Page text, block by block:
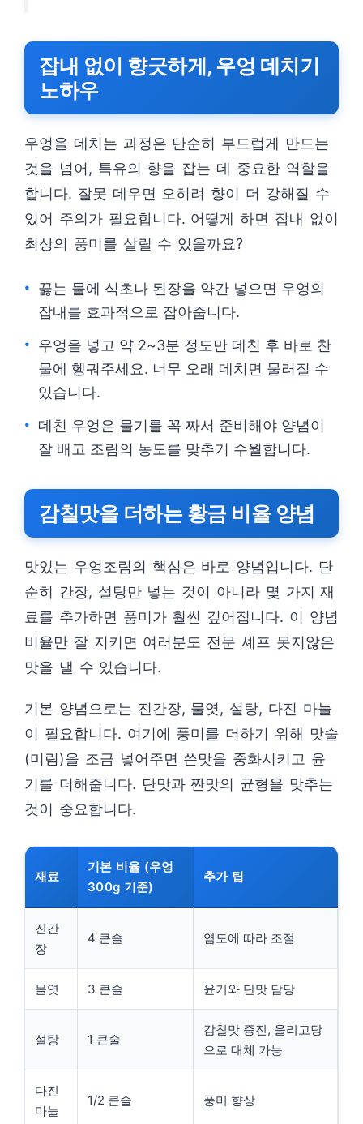
잡내 없이 향긋하게, 우엉 데치기
노하우
우엉을 데치는 과정은 단순히 부드럽게 만드는
것을 넘어, 특유의 향을 잡는 데 중요한 역할을
합니다. 잘못 데우면 오히려 향이 더 강해질 수
있어 주의가 필요합니다. 어떻게 하면 잡내 없이
최상의 풍미를 살릴 수 있을까요?
끓는 물에 식초나 된장을 약간 넣으면 우엉의
잡내를 효과적으로 잡아줍니다.
우엉을 넣고 약 2~3분 정도만 데친 후 바로 찬
물에 헹궈주세요. 너무 오래 데치면 물러질 수
있습니다.
데친 우엉은 물기를 꼭 짜서 준비해야 양념이
잘 배고 조림의 농도를 맞추기 수월합니다.
감칠맛을 더하는 황금 비율 양념
맛있는 우엉조림의 핵심은 바로 양념입니다. 단
순히 간장, 설탕만 넣는 것이 아니라 몇 가지 재
료를 추가하면 풍미가 훨씬 깊어집니다. 이 양념
비율만 잘 지키면 여러분도 전문 셰프 못지않은
맛을 낼 수 있습니다.
기본 양념으로는 진간장, 물엿, 설탕, 다진 마늘
이 필요합니다. 여기에 풍미를 더하기 위해 맛술
(미림)을 조금 넣어주면 쓴맛을 중화시키고 윤
기를 더해줍니다. 단맛과 짠맛의 균형을 맞추는
것이 중요합니다.
재료
기본 비율 (우엉
300g 기준)
추가 팁
진간
장
4 큰술 염도에 따라 조절
물엿 3 큰술 윤기와 단맛 담당
설탕 1 큰술
감칠맛 증진, 올리고당
으로 대체 가능
다진
마늘
1/2 큰술 풍미 향상